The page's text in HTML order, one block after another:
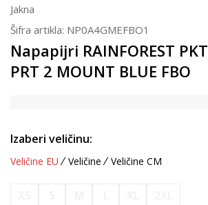
Jakna
Šifra artikla: NP0A4GMEFBO1
Napapijri RAINFOREST PKT
PRT 2 MOUNT BLUE FBO
Izaberi veličinu:
Veličine EU Veličine Veličine CM